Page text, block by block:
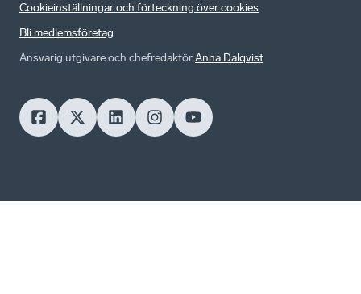
Cookieinställningar och förteckning över cookies
Bli medlemsföretag
Ansvarig utgivare och chefredaktörAnna Dalqvist